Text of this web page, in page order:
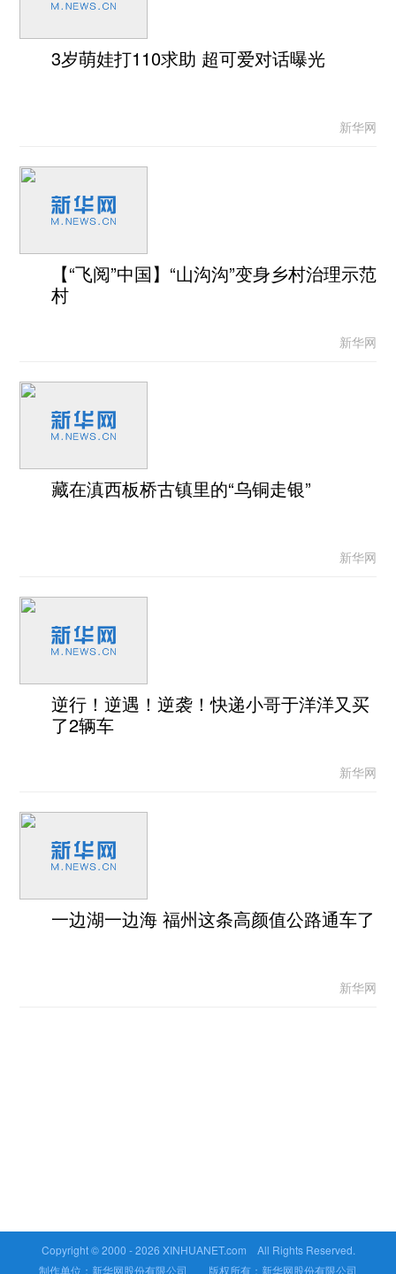
3岁萌娃打110求助 超可爱对话曝光
新华网
【“飞阅”中国】“山沟沟”变身乡村治理示范
村
新华网
藏在滇西板桥古镇里的“乌铜走银”
新华网
逆行！逆遇！逆袭！快递小哥于洋洋又买
了2辆车
新华网
一边湖一边海 福州这条高颜值公路通车了
新华网
Copyright © 2000 -2026 XINHUANET.com All Rights Reserved.
制作单位：新华网股份有限公司 版权所有：新华网股份有限公司